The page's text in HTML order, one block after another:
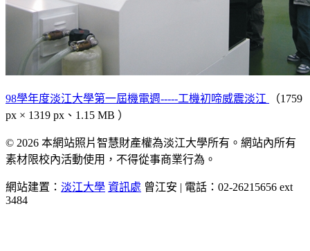
98學年度淡江大學第一屆機電週-----工機初啼威震淡江
（1759
px × 1319 px、1.15 MB ）
© 2026 本網站照片智慧財產權為淡江大學所有。網站內所有
素材限校內活動使用，不得從事商業行為。
網站建置： 淡江大學 資訊處 曾江安 | 電話：02-26215656 ext
3484